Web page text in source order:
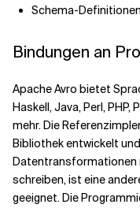
Schema-Definitionen
Bindungen an
Apache Avro bietet
Haskell, Java, Perl, PHP,
mehr. Die
Bibliothek entwickelt
Datentransformationen
schreiben, ist eine
geeignet. Die